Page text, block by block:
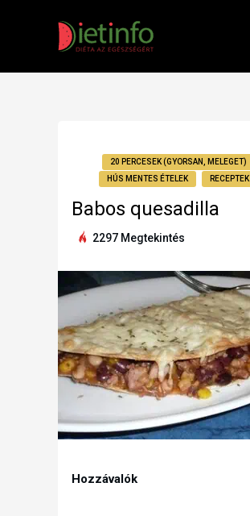
20 PERCESEK (GYORSAN, MELEGET)
HÚS MENTES ÉTELEK
RECEPTEK
Babos quesadilla
2297 Megtekintés
Hozzávalók